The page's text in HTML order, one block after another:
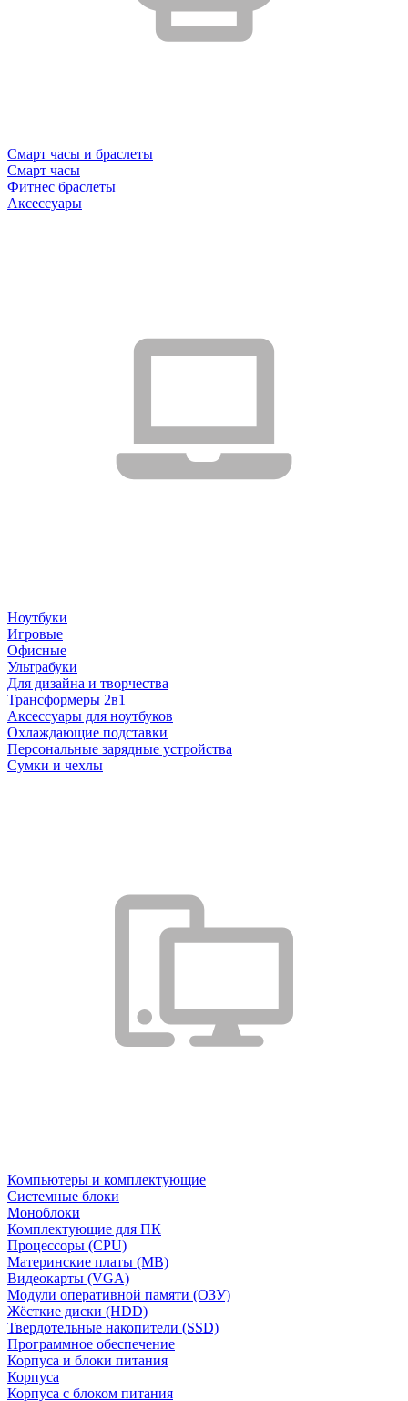
Смарт часы и браслеты
Смарт часы
Фитнес браслеты
Аксессуары
Ноутбуки
Игровые
Офисные
Ультрабуки
Для дизайна и творчества
Трансформеры 2в1
Аксессуары для ноутбуков
Охлаждающие подставки
Персональные зарядные устройства
Сумки и чехлы
Компьютеры и комплектующие
Системные блоки
Моноблоки
Комплектующие для ПК
Процессоры (CPU)
Материнские платы (MB)
Видеокарты (VGA)
Модули оперативной памяти (ОЗУ)
Жёсткие диски (HDD)
Твердотельные накопители (SSD)
Программное обеспечение
Корпуса и блоки питания
Корпуса
Корпуса с блоком питания